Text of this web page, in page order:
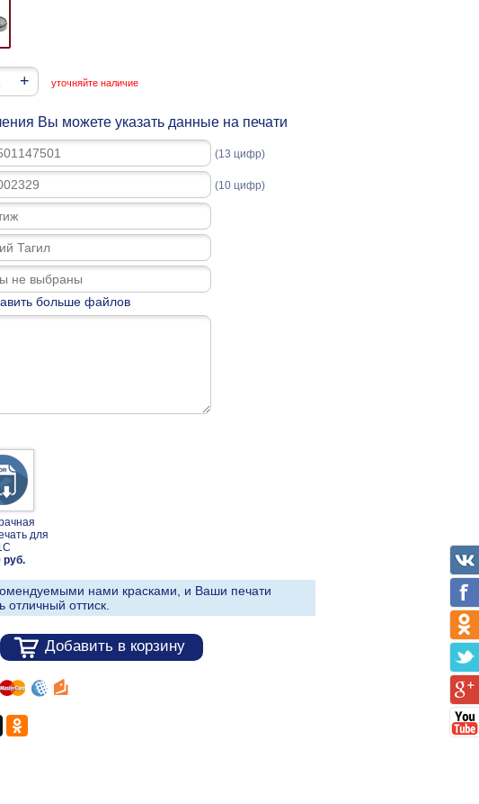
+ уточняйте наличие
Вы можете указать данные на печати
(13 цифр)
(10 цифр)
больше файлов
для
руб.
нами красками, и Ваши печати
отличный оттиск.
Добавить в корзину